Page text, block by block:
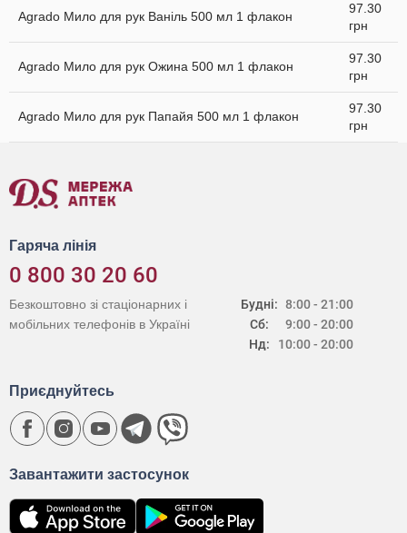
Agrado Мило для рук Ваніль 500 мл 1 флакон
97.30
грн
Agrado Мило для рук Ожина 500 мл 1 флакон
97.30
грн
Agrado Мило для рук Папайя 500 мл 1 флакон
97.30
грн
Гаряча лінія
0 800 30 20 60
Будні:
Сб:
Нд:
8:00 - 21:00
9:00 - 20:00
10:00 - 20:00
Безкоштовно зі стаціонарних і
мобільних телефонів в Україні
Завантажити застосунок
Приєднуйтесь